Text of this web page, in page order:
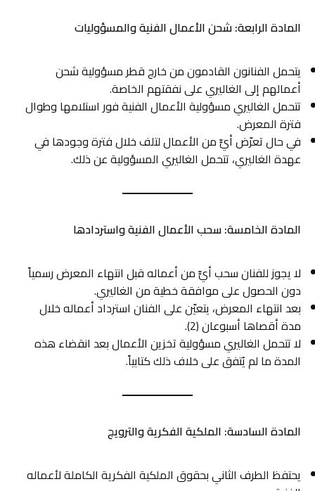
المادة الرابعة: شحن الأعمال الفنية والمسؤوليات
يتحمل الفنانون القادمون من خارج قطر مسؤولية شحن
أعمالهم إلى الغاليري على نفقتهم الخاصة.
تتحمل الغاليري مسؤولية الأعمال الفنية فور استلامها وطوال
فترة المعرض.
في حال تعرّض أيٍّ من الأعمال لتلف خلال فترة وجودها في
عهدة الغاليري، تتحمل الغاليري المسؤولية عن ذلك.
المادة الخامسة: سحب الأعمال الفنية واستردادها
لا يجوز للفنان سحب أيٍّ من أعماله قبل انتهاء المعرض رسمياً
دون الحصول على موافقة خطية من الغاليري.
بعد انتهاء المعرض، يتعيّن على الفنان استرداد أعماله خلال
مدة أقصاها أسبوعان (2).
لا تتحمل الغاليري مسؤولية تخزين الأعمال بعد انقضاء هذه
المدة ما لم يُتفق على خلاف ذلك كتابياً.
المادة السادسة: الملكية الفكرية والترويج
يحتفظ الطرف الثاني بحقوق الملكية الفكرية الكاملة لأعماله